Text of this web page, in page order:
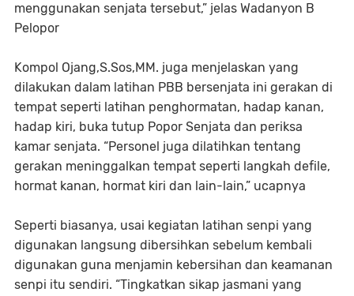
menggunakan senjata tersebut,” jelas Wadanyon B
Pelopor
Kompol Ojang,S.Sos,MM. juga menjelaskan yang
dilakukan dalam latihan PBB bersenjata ini gerakan di
tempat seperti latihan penghormatan, hadap kanan,
hadap kiri, buka tutup Popor Senjata dan periksa
kamar senjata. “Personel juga dilatihkan tentang
gerakan meninggalkan tempat seperti langkah defile,
hormat kanan, hormat kiri dan lain-lain,” ucapnya
Seperti biasanya, usai kegiatan latihan senpi yang
digunakan langsung dibersihkan sebelum kembali
digunakan guna menjamin kebersihan dan keamanan
senpi itu sendiri. “Tingkatkan sikap jasmani yang